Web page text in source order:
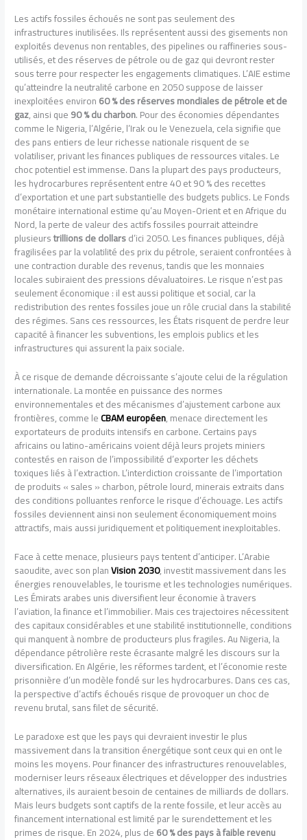
Les actifs fossiles échoués ne sont pas seulement des
infrastructures inutilisées. Ils représentent aussi des gisements non
exploités devenus non rentables, des pipelines ou raffineries sous-
utilisés, et des réserves de pétrole ou de gaz qui devront rester
sous terre pour respecter les engagements climatiques. L’AIE estime
qu’atteindre la neutralité carbone en 2050 suppose de laisser
inexploitées environ60 % des réserves mondiales de pétrole et de
gaz, ainsi que90 % du charbon. Pour des économies dépendantes
comme le Nigeria, l’Algérie, l’Irak ou le Venezuela, cela signifie que
des pans entiers de leur richesse nationale risquent de se
volatiliser, privant les finances publiques de ressources vitales. Le
choc potentiel est immense. Dans la plupart des pays producteurs,
les hydrocarbures représentent entre 40 et 90 % des recettes
d’exportation et une part substantielle des budgets publics. Le Fonds
monétaire international estime qu’au Moyen-Orient et en Afrique du
Nord, la perte de valeur des actifs fossiles pourrait atteindre
plusieurstrillions de dollarsd’ici 2050. Les finances publiques, déjà
fragilisées par la volatilité des prix du pétrole, seraient confrontées à
une contraction durable des revenus, tandis que les monnaies
locales subiraient des pressions dévaluatoires. Le risque n’est pas
seulement économique : il est aussi politique et social, car la
redistribution des rentes fossiles joue un rôle crucial dans la stabilité
des régimes. Sans ces ressources, les États risquent de perdre leur
capacité à financer les subventions, les emplois publics et les
infrastructures qui assurent la paix sociale.
À ce risque de demande décroissante s’ajoute celui de la régulation
internationale. La montée en puissance des normes
environnementales et des mécanismes d’ajustement carbone aux
frontières, comme leCBAM européen, menace directement les
exportateurs de produits intensifs en carbone. Certains pays
africains ou latino-américains voient déjà leurs projets miniers
contestés en raison de l’impossibilité d’exporter les déchets
toxiques liés à l’extraction. L’interdiction croissante de l’importation
de produits « sales » charbon, pétrole lourd, minerais extraits dans
des conditions polluantes renforce le risque d’échouage. Les actifs
fossiles deviennent ainsi non seulement économiquement moins
attractifs, mais aussi juridiquement et politiquement inexploitables.
Face à cette menace, plusieurs pays tentent d’anticiper. L’Arabie
saoudite, avec son planVision 2030, investit massivement dans les
énergies renouvelables, le tourisme et les technologies numériques.
Les Émirats arabes unis diversifient leur économie à travers
l’aviation, la finance et l’immobilier. Mais ces trajectoires nécessitent
des capitaux considérables et une stabilité institutionnelle, conditions
qui manquent à nombre de producteurs plus fragiles. Au Nigeria, la
dépendance pétrolière reste écrasante malgré les discours sur la
diversification. En Algérie, les réformes tardent, et l’économie reste
prisonnière d’un modèle fondé sur les hydrocarbures. Dans ces cas,
la perspective d’actifs échoués risque de provoquer un choc de
revenu brutal, sans filet de sécurité.
Le paradoxe est que les pays qui devraient investir le plus
massivement dans la transition énergétique sont ceux qui en ont le
moins les moyens. Pour financer des infrastructures renouvelables,
moderniser leurs réseaux électriques et développer des industries
alternatives, ils auraient besoin de centaines de milliards de dollars.
Mais leurs budgets sont captifs de la rente fossile, et leur accès au
financement international est limité par le surendettement et les
primes de risque. En 2024, plus de60 % des pays à faible revenu